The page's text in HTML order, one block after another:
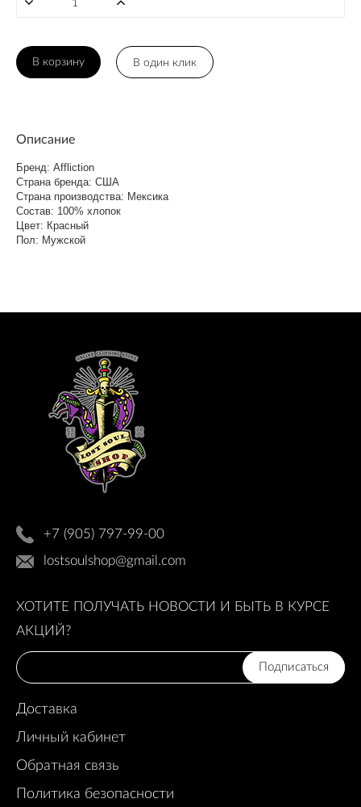
В корзину В один клик
Описание
Бренд: Affliction
Страна бренда: США
Страна производства: Мексика
Состав: 100% хлопок
Цвет: Красный
Пол: Мужской
+7 (905) 797-99-00
lostsoulshop@gmail.com
ХОТИТЕ ПОЛУЧАТЬ НОВОСТИ И БЫТЬ В КУРСЕ
АКЦИЙ?
Подписаться
Доставка
Личный кабинет
Обратная связь
Политика безопасности